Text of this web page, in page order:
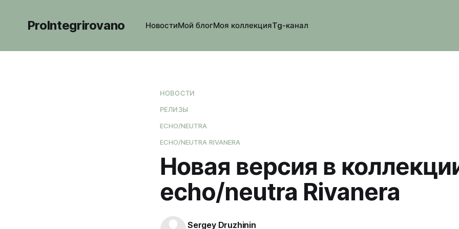
ProIntegrirovano НовостиМой блогМоя коллекцияTg-канал
НОВОСТИ
РЕЛИЗЫ
ECHO/NEUTRA
ECHO/NEUTRA RIVANERA
Новая версия в
echo/neutra Rivanera
Sergey Druzhinin